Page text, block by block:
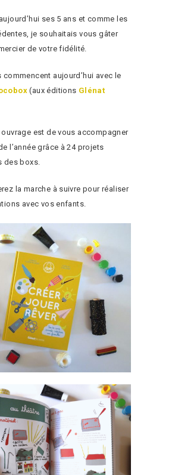
ses 5 ans et comme les
je souhaitais vous gâter
de votre fidélité.
aujourd’hui avec le
(aux éditions Glénat
ouvrage est de vous accompagner
l’année grâce à 24 projets
des boxs.
la marche à suivre pour réaliser
avec vos enfants.